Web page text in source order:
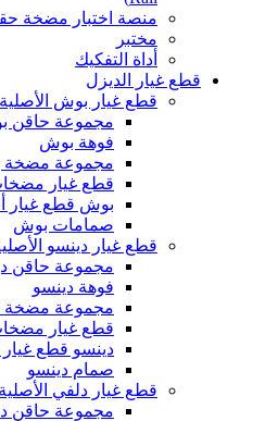
منصة اختبار مضخة
مختبر
أداة التفكيك
قطع غيار الديزل
قطع غيار بوش الأصلية
مجموعة حاقن
فوهة بوش
مجموعة
قطع غيار
بوش قطع غيار
صمامات بوش
قطع غيار دينسو
مجموعة حاقن
فوهة دينسو
مجموعة مضخة
قطع غيار
دينسو قطع
صمام دينسو
قطع غيار دلفي الأصلية
مجموعة حاقن